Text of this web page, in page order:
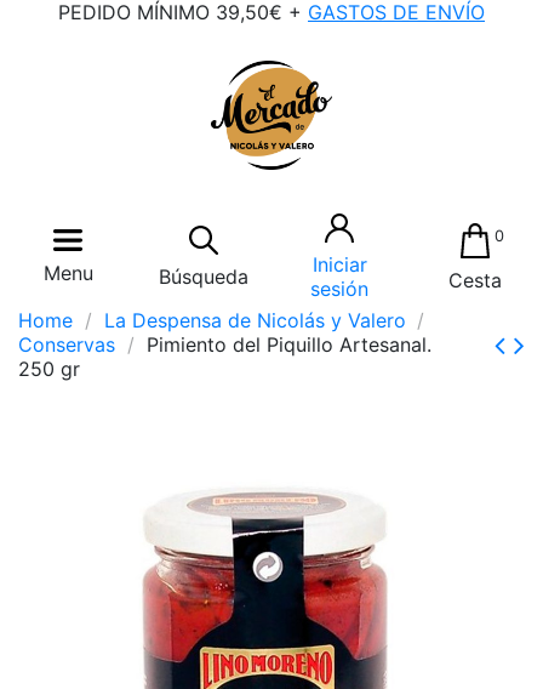
PEDIDO MÍNIMO 39,50€ + GASTOS DE ENVÍO
Menu Búsqueda
Iniciar
sesión
0
Cesta
Home
La Despensa de Nicolás y Valero
Conservas
Pimiento del Piquillo Artesanal.
250 gr